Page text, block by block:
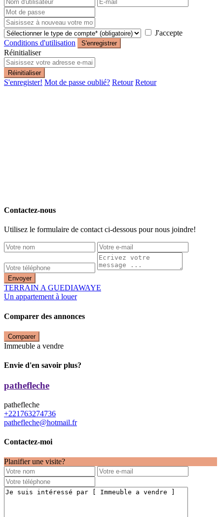
J'accepte
Conditions d'utilisation
S'enregistrer
Réinitialiser
Réinitialiser
S'enregister! Mot de passe oublié? Retour Retour
Contactez-nous
Utilisez le formulaire de contact ci-dessous pour nous joindre!
Envoyer
TERRAIN A GUEDIAWAYE
Un appartement à louer
Comparer des annonces
Comparer
Immeuble a vendre
Envie d'en savoir plus?
pathefleche
pathefleche
+221763274736
pathefleche@hotmail.fr
Contactez-moi
Planifier une visite?